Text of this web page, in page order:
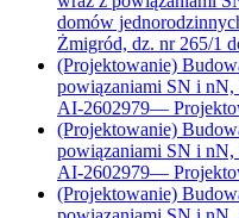
domów
Żmigród, dz. nr 265/1
(Projektowanie)
powiązaniami SN i
AI-2602979—
(Projektowanie)
powiązaniami SN i
AI-2602979—
(Projektowanie)